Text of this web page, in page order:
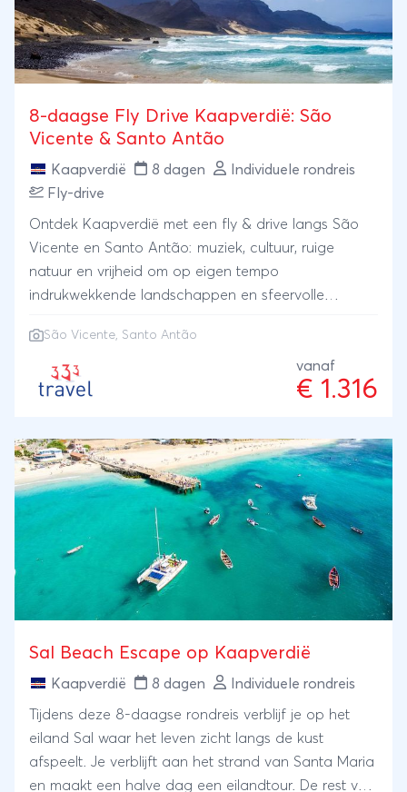
8-daagse Fly Drive Kaapverdië: São
Vicente & Santo Antão
Kaapverdië 8 dagen
Individuele rondreis
Fly-drive
Ontdek Kaapverdië met een fly & drive langs São
Vicente en Santo Antão: muziek, cultuur, ruige
natuur en vrijheid om op eigen tempo
indrukwekkende landschappen en sfeervolle
São Vicente, Santo Antão
vanaf
€ 1.316
Sal Beach Escape op Kaapverdië
Kaapverdië 8 dagen Individuele rondreis
Tijdens deze 8-daagse rondreis verblijf je op het
eiland Sal waar het leven zicht langs de kust
afspeelt. Je verblijft aan het strand van Santa Maria
en maakt een halve dag een eilandtour. De rest van